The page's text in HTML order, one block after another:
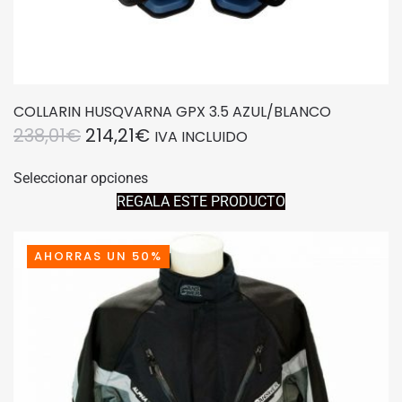
COLLARIN HUSQVARNA GPX 3.5 AZUL/BLANCO
238,01€ EL
ORIGINAL
ERA:
238,01€.
214,21€EL
ACTUAL
ES:
214,21€.
IVA INCLUIDO
Seleccionar opcionesproducto
tiene
variantes.
Las
opciones
pueden
elegir
REGALA ESTE PRODUCTO
AHORRAS UN 50%